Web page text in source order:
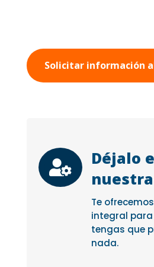
Solicitar información

Déjalo
Te
integral
tengas que
nada.